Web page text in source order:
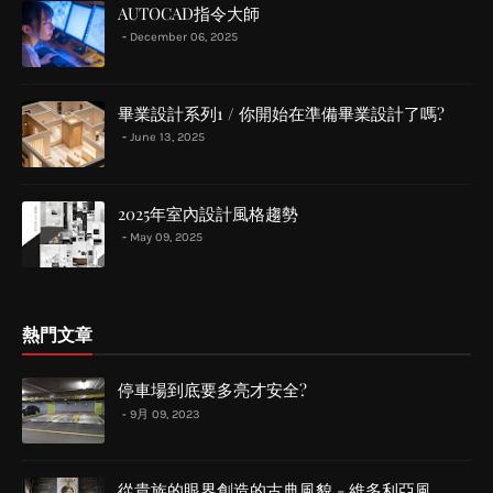
AUTOCAD指令大師
December 06, 2025
畢業設計系列1 / 你開始在準備畢業設計了嗎?
June 13, 2025
2025年室內設計風格趨勢
May 09, 2025
熱門文章
停車場到底要多亮才安全?
9月 09, 2023